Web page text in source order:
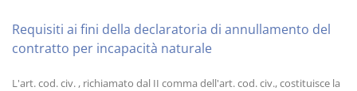
Requisiti ai fini della declaratoria di annullamento del
contratto per incapacità naturale
L'art. cod. civ. , richiamato dal II comma dell'art. cod. civ., costituisce la